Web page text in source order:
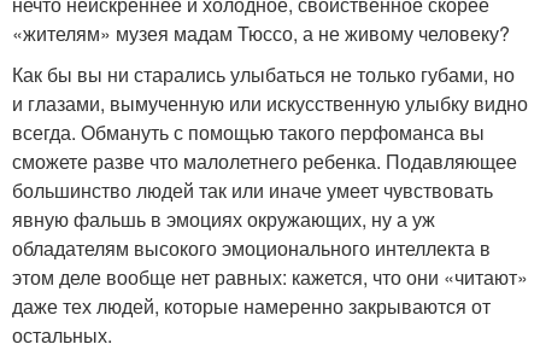
«жителям» музея мадам Тюссо, а не живому человеку?
Как бы вы ни старались улыбаться не только губами, но
и глазами, вымученную или искусственную улыбку видно
всегда. Обмануть с помощью такого перфоманса вы
сможете разве что малолетнего ребенка. Подавляющее
большинство людей так или иначе умеет чувствовать
явную фальшь в эмоциях окружающих, ну а уж
обладателям высокого эмоционального интеллекта в
этом деле вообще нет равных: кажется, что они «читают»
даже тех людей, которые намеренно закрываются от
остальных.